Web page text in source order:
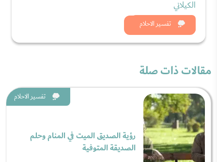
تفسير الاحلام
الكيلاني
شاهد الان
مقالات ذات صلة
تفسير الاحلام
رؤية الصديق الميت في المنام وحلم
الصديقة المتوفية